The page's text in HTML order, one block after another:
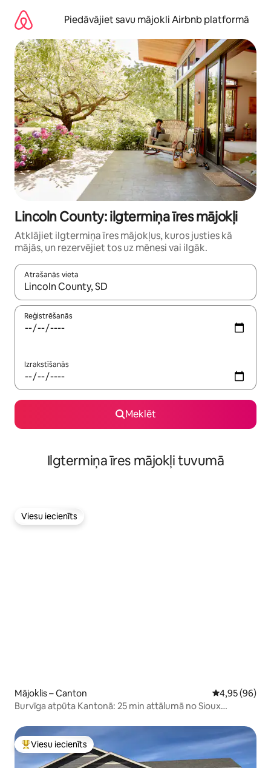
saturu
Piedāvājiet savu mājokli Airbnb platformā
Lincoln County: ilgtermiņa īres mājokļi
Atklājiet ilgtermiņa īres mājokļus, kuros justies kā
mājās, un rezervējiet tos uz mēnesi vai ilgāk.
Atrašanās vieta
Kad rezultāti kļūs pieejami, izmantojiet bultiņu uz augšu un
Reģistrēšanās
Izrakstīšanās
Meklēt
Ilgtermiņa īres mājokļi tuvumā
Viesu iecienīts
Viesu iecienīts
Mājoklis – Canton Vidējais
4,95 (96)
Burvīga atpūta Kantonā: 25 min attālumā no Sioux
Populārs viesu iecienīts mājoklis
Viesu iecienīts